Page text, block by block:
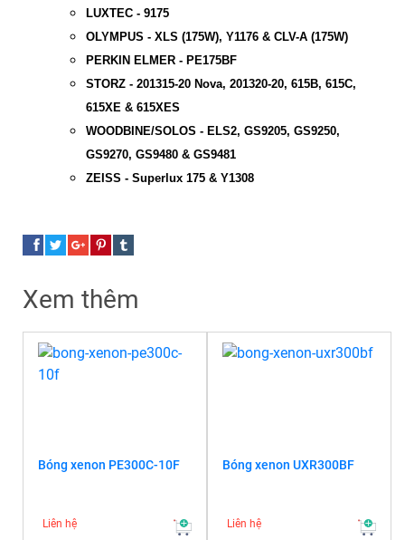
LUXTEC - 9175
OLYMPUS - XLS (175W), Y1176 & CLV-A (175W)
PERKIN ELMER - PE175BF
STORZ - 201315-20 Nova, 201320-20, 615B, 615C,
615XE & 615XES
WOODBINE/SOLOS - ELS2, GS9205, GS9250,
GS9270, GS9480 & GS9481
ZEISS - Superlux 175 & Y1308
Xem thêm
Bóng xenon PE300C-10F
Liên hệ
Bóng xenon UXR300BF
Liên hệ